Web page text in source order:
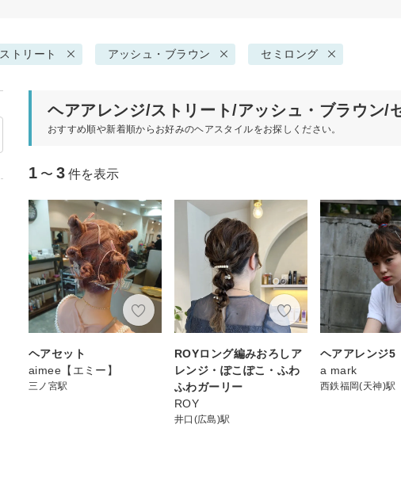
ストリート アッシュ・ブラウン セミロング
ヘアアレンジ/ストリート/アッシュ・ブラウン/
おすすめ順や新着順からお好みのヘアスタイルをお探しください。
1 〜 3 件を表示
ヘアセット
aimee【エミー】
三ノ宮駅
ROYロング編みおろしア
レンジ・ぽこぽこ・ふわ
ふわガーリー
ROY
井口(広島)駅
ヘアアレンジ5
a mark
西鉄福岡(天神)駅